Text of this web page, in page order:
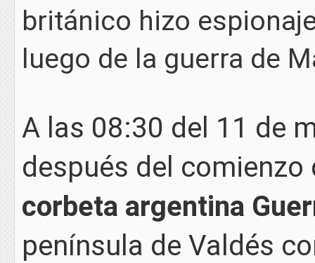
británico hizo
luego de la guerra de
A las 08:30 del 11 de
después del
corbeta argentina
península de Valdés